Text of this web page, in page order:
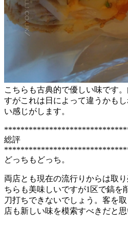
こちらも古典的で優しい味です
すがこれは日によって違うかも
い感じがします。
総評
どっちもどっち。
両店とも現在の流行りからは取
ちらも美味しいですが1区で鎬を
刀打ちできないでしょう。客を
店も新しい味を模索すべきだと思